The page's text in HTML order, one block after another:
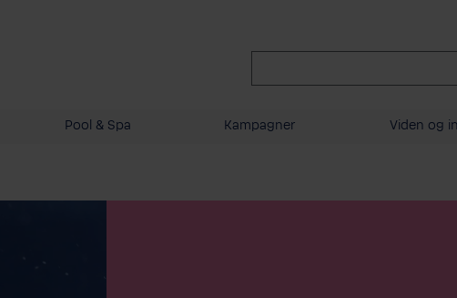
Pool & Spa Kampagner Viden og